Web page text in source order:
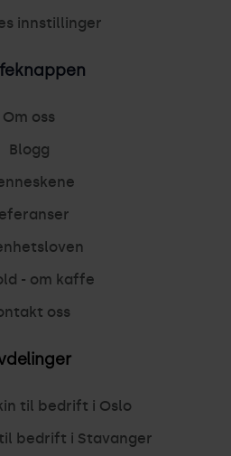
innstillinger
Om oss
Blogg
- om kaffe
oss
til bedrift i Oslo
bedrift i Stavanger